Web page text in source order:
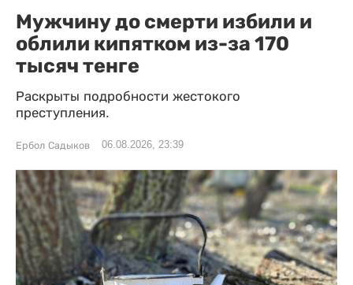
Мужчину до смерти избили и
облили кипятком из-за 170
тысяч тенге
Раскрыты подробности жестокого
преступления.
Ербол Садыков 06.08.2026, 23:39